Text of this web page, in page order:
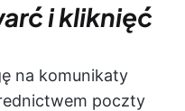
i kliknięć
na komunikaty
poczty